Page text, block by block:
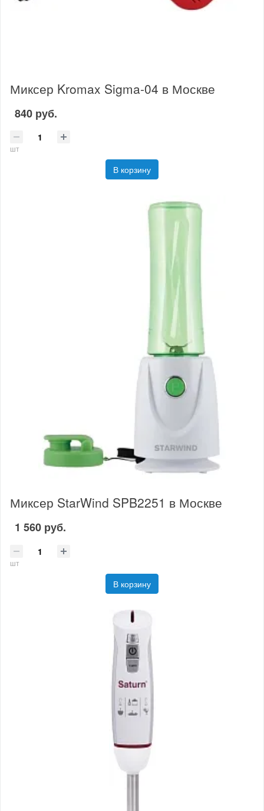
Миксер Kromax Sigma-04 в Москве
840 руб.
шт
В корзину
Миксер StarWind SPB2251 в Москве
1 560 руб.
шт
В корзину